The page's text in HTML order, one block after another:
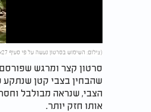
(צילום: השימוש בסרטון נעשה על פי סעיף 27א בכפוף לחוק זכות היוצרים. בעל זכות היוצרים זכאי לבקש את הסרת הסרטון מ-
סרטון קצר ומרגש
שהבחין בצבי קטן שנתקע
הצבי, שנראה מבולבל
אותו חזק יותר.​